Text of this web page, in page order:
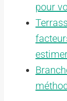
pour